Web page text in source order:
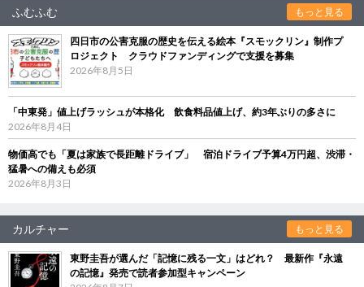
ふむふむ もっと見る
四日市の公害克服の歴史を伝える絵本『スモックリン』制作プ
ロジェクト クラウドファンディングで支援を募集
2026年8月5日
「中東発」値上げラッシュが本格化 飲食料品値上げ、約3年ぶりの多さに
2026年8月4日
物価高でも「夏は家族で長距離ドライブ」 宿泊ドライブ予算4万円超、渋滞・
猛暑への備えも必須
2026年8月3日
カルチャー もっと見る
東野圭吾が選んだ「記憶に残る一文」はどれ？ 最新作『永遠
の記憶』発売で読者参加型キャンペーン